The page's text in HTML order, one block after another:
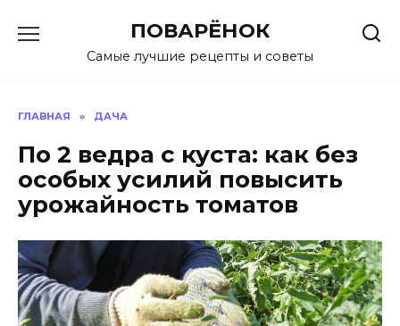
содержанию
ПОВАРЁНОК
Самые лучшие рецепты и советы
ГЛАВНАЯ » ДАЧА
По 2 ведра с куста: как без
особых усилий повысить
урожайность томатов